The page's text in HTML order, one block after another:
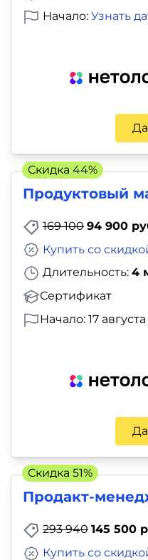
Начало: Узнать
Продуктовый
169 100 94 900
Длительность: 4
Сертификат
Купить со
Начало: 17 августа
Скидка 44%
Продакт-
293 940 145 500
Купить со
Скидка 51%